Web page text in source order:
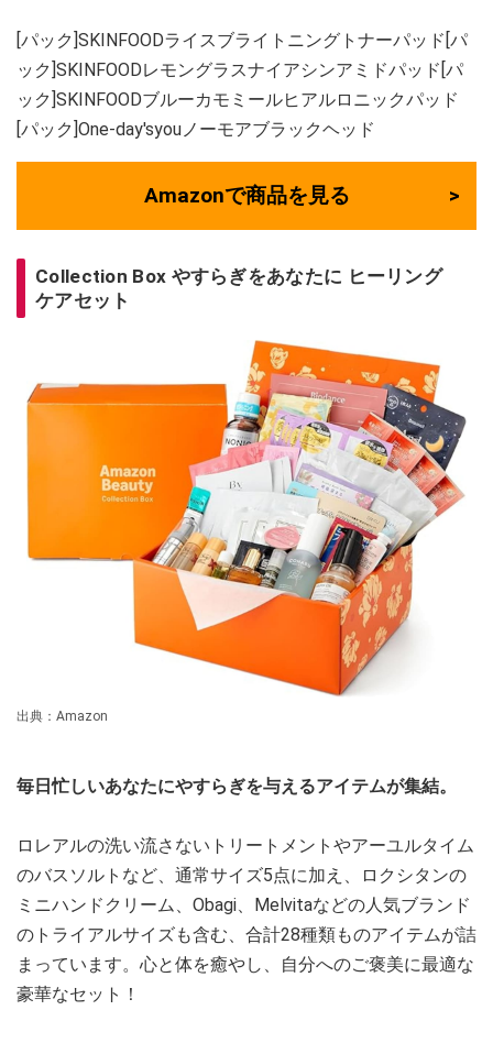
[パック]SKINFOODライスブライトニングトナーパッド[パ
ック]SKINFOODレモングラスナイアシンアミドパッド[パ
ック]SKINFOODブルーカモミールヒアルロニックパッド
[パック]One-day'syouノーモアブラックヘッド
Amazonで商品を見る
Collection Box やすらぎをあなたに ヒーリング
ケアセット
出典：Amazon
毎日忙しいあなたにやすらぎを与えるアイテムが集結。
ロレアルの洗い流さないトリートメントやアーユルタイム
のバスソルトなど、通常サイズ5点に加え、ロクシタンの
ミニハンドクリーム、Obagi、Melvitaなどの人気ブランド
のトライアルサイズも含む、合計28種類ものアイテムが詰
まっています。心と体を癒やし、自分へのご褒美に最適な
豪華なセット！